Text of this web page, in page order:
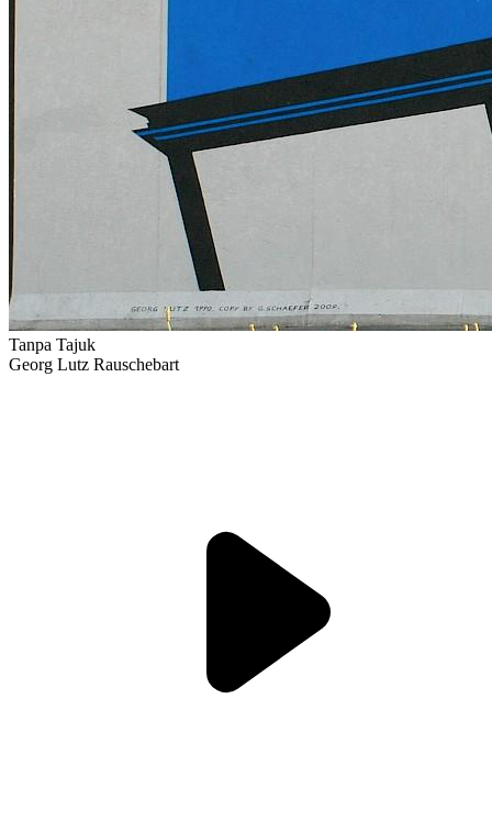
Tanpa Tajuk
Georg Lutz Rauschebart